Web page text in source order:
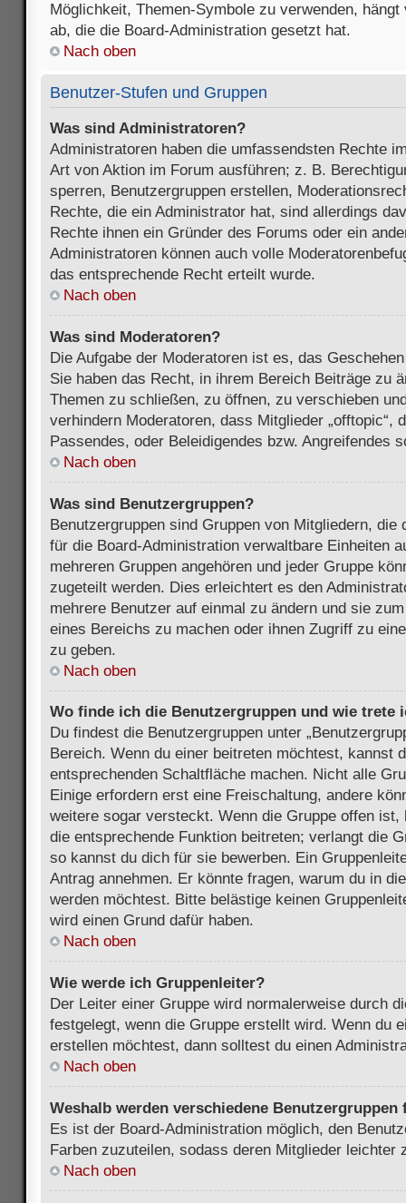
Möglichkeit, Themen-Symbole zu verwenden,
ab, die die Board-Administration gesetzt hat.
Nach oben
Benutzer-Stufen und Gruppen
Was sind Administratoren?
Administratoren haben die umfassendsten Rechte
Art von Aktion im Forum ausführen; z. B.
sperren, Benutzergruppen erstellen,
Rechte, die ein Administrator hat, sind allerdings
Rechte ihnen ein Gründer des Forums oder ein
Administratoren können auch volle
das entsprechende Recht erteilt wurde.
Nach oben
Was sind Moderatoren?
Die Aufgabe der Moderatoren ist es, das
Sie haben das Recht, in ihrem Bereich Beiträge zu
Themen zu schließen, zu öffnen, zu verschieben
verhindern Moderatoren, dass Mitglieder „offtopic“,
Passendes, oder Beleidigendes bzw. Angreifendes
Nach oben
Was sind Benutzergruppen?
Benutzergruppen sind Gruppen von Mitgliedern, die
für die Board-Administration verwaltbare Einheiten
mehreren Gruppen angehören und jeder Gruppe
zugeteilt werden. Dies erleichtert es den
mehrere Benutzer auf einmal zu ändern und sie
eines Bereichs zu machen oder ihnen Zugriff zu
zu geben.
Nach oben
Wo finde ich die Benutzergruppen und wie trete
Du findest die Benutzergruppen unter
Bereich. Wenn du einer beitreten möchtest, kannst
entsprechenden Schaltfläche machen. Nicht alle
Einige erfordern erst eine Freischaltung, andere
weitere sogar versteckt. Wenn die Gruppe offen
die entsprechende Funktion beitreten; verlangt die
so kannst du dich für sie bewerben. Ein
Antrag annehmen. Er könnte fragen, warum du in
werden möchtest. Bitte belästige keinen
wird einen Grund dafür haben.
Nach oben
Wie werde ich Gruppenleiter?
Der Leiter einer Gruppe wird normalerweise durch
festgelegt, wenn die Gruppe erstellt wird. Wenn du
erstellen möchtest, dann solltest du einen
Nach oben
Weshalb werden verschiedene
Es ist der Board-Administration möglich, den
Farben zuzuteilen, sodass deren Mitglieder leichter
Nach oben